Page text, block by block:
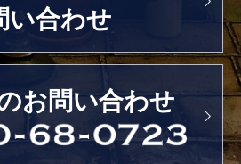
い合わせ
お問い合わせ